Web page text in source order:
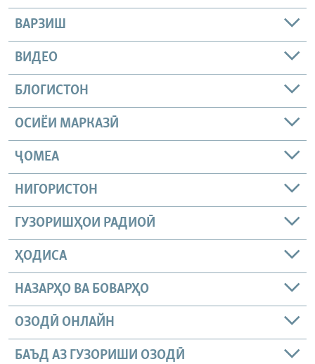
ВАРЗИШ
ВИДЕО
БЛОГИСТОН
ОСИЁИ МАРКАЗӢ
ҶОМEА
НИГОРИСТОН
ГУЗОРИШҲОИ РАДИОӢ
ҲОДИСА
НАЗАРҲО ВА БОВАРҲО
ОЗОДӢ ОНЛАЙН
БАЪД АЗ ГУЗОРИШИ ОЗОДӢ